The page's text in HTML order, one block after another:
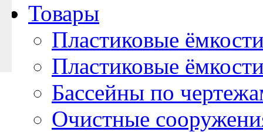
Товары
Пластиковые
Пластиковые
Бассейны по
Очистные